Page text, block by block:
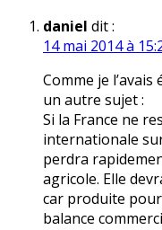
daniel dit :
14 mai 2014 à
Comme je
un autre sujet :
Si la France ne
internationale
perdra
agricole. Elle
car produite
balance